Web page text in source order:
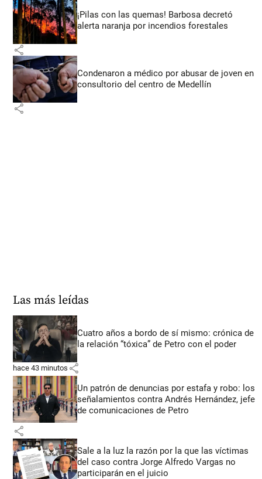
¡Pilas con las quemas! Barbosa decretó
alerta naranja por incendios forestales
share
Condenaron a médico por abusar de joven en
consultorio del centro de Medellín
share
Las más leídas
Cuatro años a bordo de sí mismo: crónica de
la relación “tóxica” de Petro con el poder
hace 43 minutos share
Un patrón de denuncias por estafa y robo: los
señalamientos contra Andrés Hernández, jefe
de comunicaciones de Petro
share
Sale a la luz la razón por la que las víctimas
del caso contra Jorge Alfredo Vargas no
participarán en el juicio